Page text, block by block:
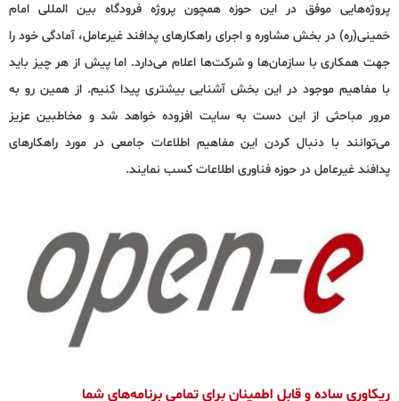
پروژه‌هایی موفق در این حوزه همچون پروژه فرودگاه بین المللی امام
خمینی(ره) در بخش مشاوره و اجرای راهکارهای پدافند غیرعامل، آمادگی خود را
جهت همکاری با سازمان‌ها و شرکت‌ها اعلام می‌دارد. اما پیش از هر چیز باید
با مفاهیم موجود در این بخش آشنایی بیشتری پیدا کنیم. از همین رو به
مرور مباحثی از این دست به سایت افزوده خواهد شد و مخاطبین عزیز
می‌توانند با دنبال کردن این مفاهیم اطلاعات جامعی در مورد راهکارهای
پدافند غیرعامل در حوزه فناوری اطلاعات کسب نمایند.
ریکاوری ساده و قابل اطمینان برای تمامی برنامه‌های شما